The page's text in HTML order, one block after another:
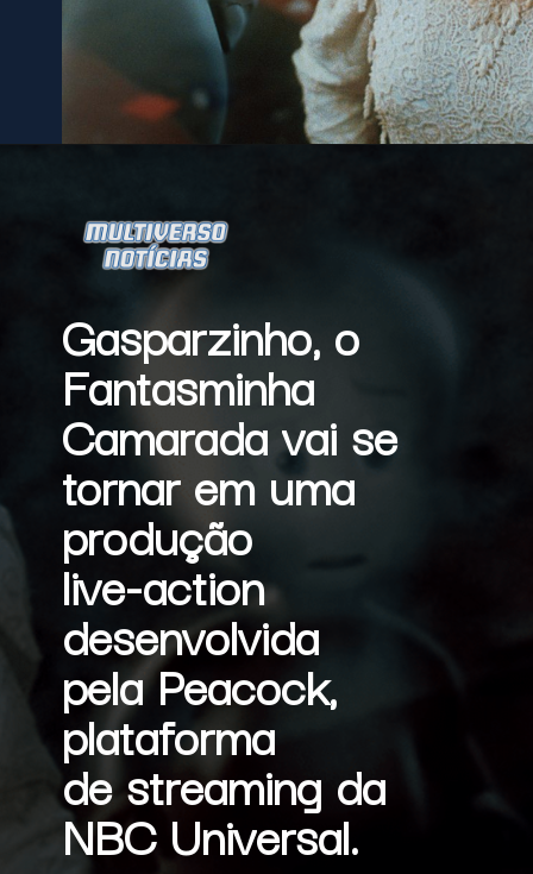
Gasparzinho, o
Fantasminha
Camarada vai se
tornar em uma
produção
live-action
desenvolvida
pela Peacock,
plataforma
de streaming da
NBC Universal.